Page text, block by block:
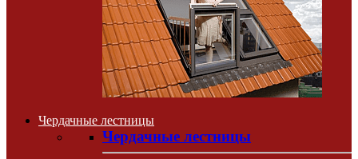
Чердачные лестницы
Чердачные лестницы